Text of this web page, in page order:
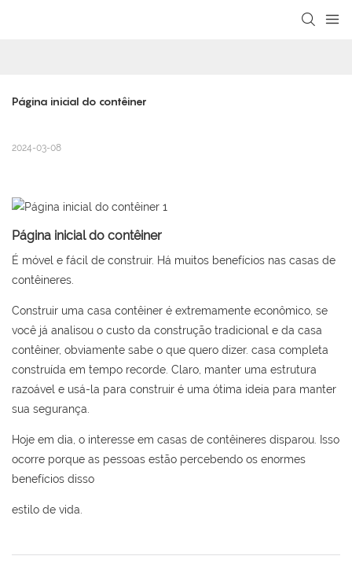
Página inicial do contêiner
2024-03-08
Página inicial do contêiner
É móvel e fácil de construir. Há muitos benefícios nas casas de
contêineres.
Construir uma casa contêiner é extremamente econômico, se
você já analisou o custo da construção tradicional e da casa
contêiner, obviamente sabe o que quero dizer. casa completa
construída em tempo recorde. Claro, manter uma estrutura
razoável e usá-la para construir é uma ótima ideia para manter
sua segurança.
Hoje em dia, o interesse em casas de contêineres disparou. Isso
ocorre porque as pessoas estão percebendo os enormes
benefícios disso
estilo de vida.